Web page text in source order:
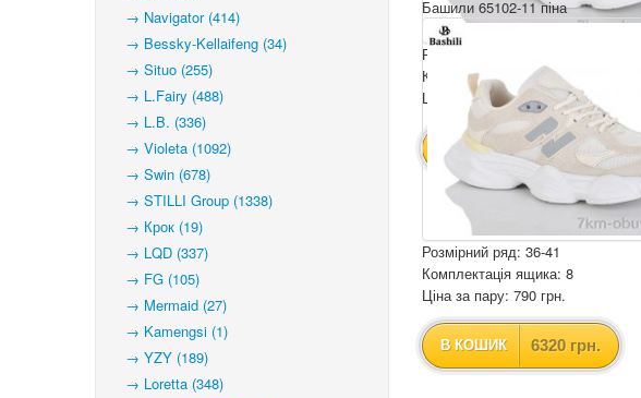
→ Navigator (414)
→ Bessky-Kellaifeng (34)
→ Situo (255)
→ L.Fairy (488)
→ L.B. (336)
→ Violeta (1092)
→ Swin (678)
→ STILLI Group (1338)
→ Крок (19)
→ LQD (337)
→ FG (105)
→ Mermaid (27)
→ Kamengsi (1)
→ YZY (189)
→ Loretta (348)
Розмірний ряд: 36-41
Комплектація ящика: 8
Ціна за пару: 790 грн.
В КОШИК 6320 грн.
Башили 65102-11 піна
Розмірний ряд: 36-41
Комплектація ящика: 8
Ціна за пару: 790 грн.
В КОШИК 6320 грн.